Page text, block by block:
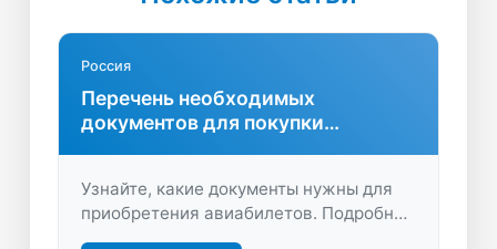
Россия
Перечень необходимых
документов для покупки
Узнайте, какие документы нужны для
приобретения авиабилетов. Подробная